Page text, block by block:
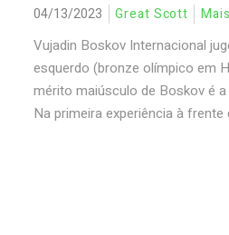
04/13/2023 Great Scott Mais
Vujadin Boskov Internacional
esquerdo (bronze olímpico em
mérito maiúsculo de Boskov é
Na primeira experiência à frente